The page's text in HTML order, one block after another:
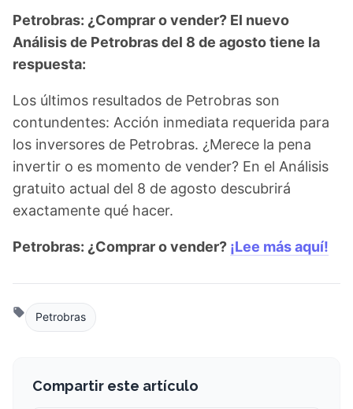
Petrobras: ¿Comprar o vender? El nuevo
Análisis de Petrobras del 8 de agosto tiene la
respuesta:
Los últimos resultados de Petrobras son
contundentes: Acción inmediata requerida para
los inversores de Petrobras. ¿Merece la pena
invertir o es momento de vender? En el Análisis
gratuito actual del 8 de agosto descubrirá
exactamente qué hacer.
Petrobras: ¿Comprar o vender? ¡Lee más aquí!
Petrobras
Compartir este artículo